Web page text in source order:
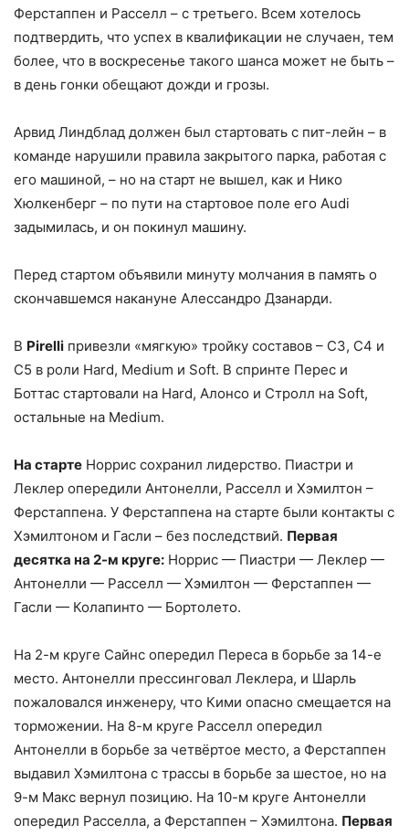
Ферстаппен и Расселл – с третьего. Всем хотелось
подтвердить, что успех в квалификации не случаен, тем
более, что в воскресенье такого шанса может не быть –
в день гонки обещают дожди и грозы.
Арвид Линдблад должен был стартовать с пит-лейн – в
команде нарушили правила закрытого парка, работая с
его машиной, – но на старт не вышел, как и Нико
Хюлкенберг – по пути на стартовое поле его Audi
задымилась, и он покинул машину.
Перед стартом объявили минуту молчания в память о
скончавшемся накануне Алессандро Дзанарди.
В Pirelli привезли «мягкую» тройку составов – С3, С4 и
C5 в роли Hard, Medium и Soft. В спринте Перес и
Боттас стартовали на Hard, Алонсо и Стролл на Soft,
остальные на Medium.
На старте Норрис сохранил лидерство. Пиастри и
Леклер опередили Антонелли, Расселл и Хэмилтон –
Ферстаппена. У Ферстаппена на старте были контакты с
Хэмилтоном и Гасли – без последствий. Первая
десятка на 2-м круге: Норрис — Пиастри — Леклер —
Антонелли — Расселл — Хэмилтон — Ферстаппен —
Гасли — Колапинто — Бортолето.
На 2-м круге Сайнс опередил Переса в борьбе за 14-е
место. Антонелли прессинговал Леклера, и Шарль
пожаловался инженеру, что Кими опасно смещается на
торможении. На 8-м круге Расселл опередил
Антонелли в борьбе за четвёртое место, а Ферстаппен
выдавил Хэмилтона с трассы в борьбе за шестое, но на
9-м Макс вернул позицию. На 10-м круге Антонелли
опередил Расселла, а Ферстаппен – Хэмилтона. Первая